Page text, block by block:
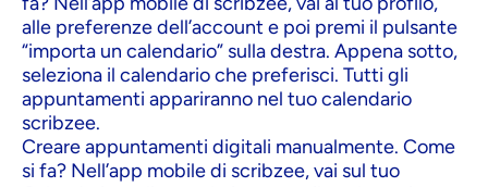
alle preferenze dell’account e poi premi il pulsante
“importa un calendario” sulla destra. Appena sotto,
seleziona il calendario che preferisci. Tutti gli
appuntamenti appariranno nel tuo calendario
scribzee.
Creare appuntamenti digitali manualmente. Come
si fa? Nell’app mobile di scribzee, vai sul tuo